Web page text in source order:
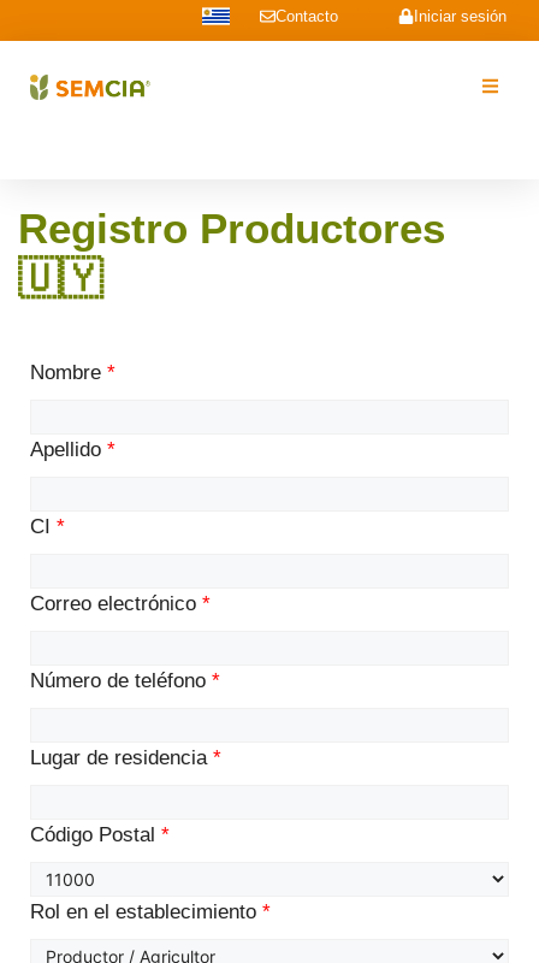
Iniciar sesión
Contacto
Registro Productores
🇺🇾​
Nombre *
Apellido *
CI *
Correo electrónico *
Número de teléfono *
Lugar de residencia *
Código Postal *
Rol en el establecimiento *